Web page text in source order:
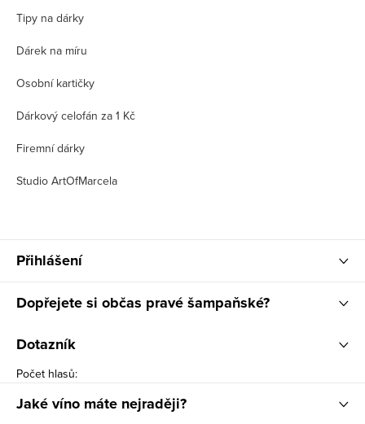
Tipy na dárky
Dárek na míru
Osobní kartičky
Dárkový celofán za 1 Kč
Firemní dárky
Studio ArtOfMarcela
Přihlášení
Dopřejete si občas pravé šampaňské?
Dotazník
Počet hlasů:
Jaké víno máte nejraději?